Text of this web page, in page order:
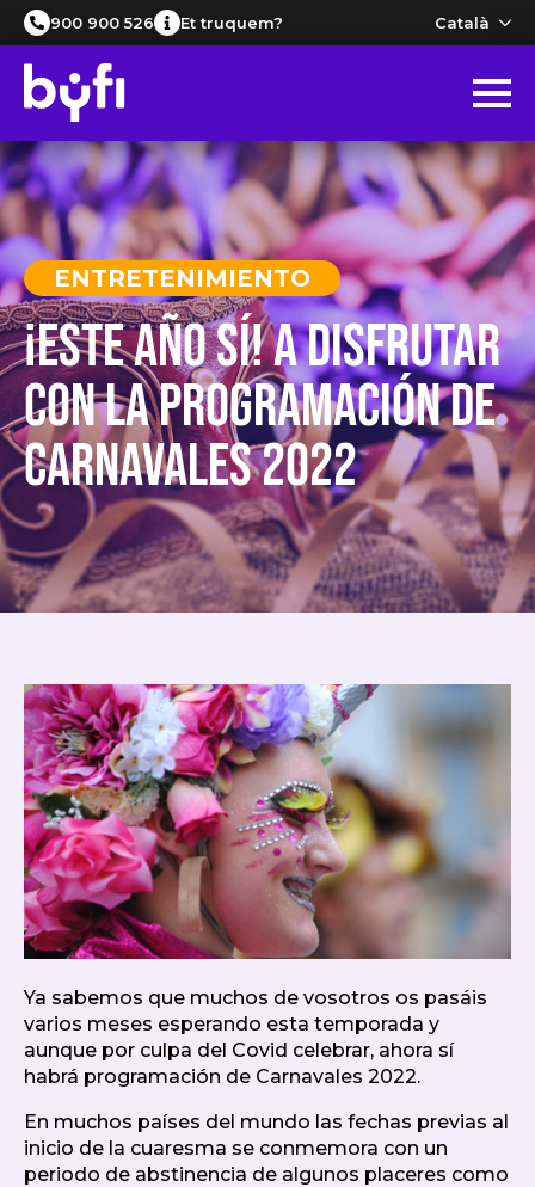
900 900 526 Et truquem? Català
ENTRETENIMIENTO
¡Este año sí! A disfrutar
con la programación de
Carnavales 2022
Ya sabemos que muchos de vosotros os pasáis
varios meses esperando esta temporada y
aunque por culpa del Covid celebrar, ahora sí
habrá programación de Carnavales 2022.
En muchos países del mundo las fechas previas al
inicio de la cuaresma se conmemora con un
periodo de abstinencia de algunos placeres como